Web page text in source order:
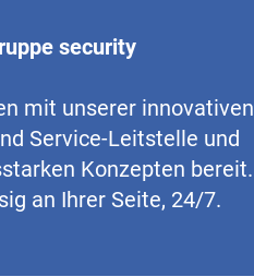
security
mit unserer innovativen
Service-Leitstelle und
Konzepten bereit.
an Ihrer Seite, 24/7.